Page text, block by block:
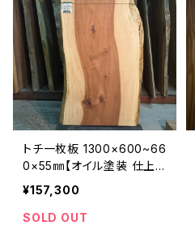
トチ一枚板 1300×600~66
0×55㎜【オイル塗装 仕上
げ済み】
¥157,300
SOLD OUT